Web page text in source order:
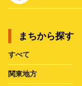
まちから探す
すべて
関東地方